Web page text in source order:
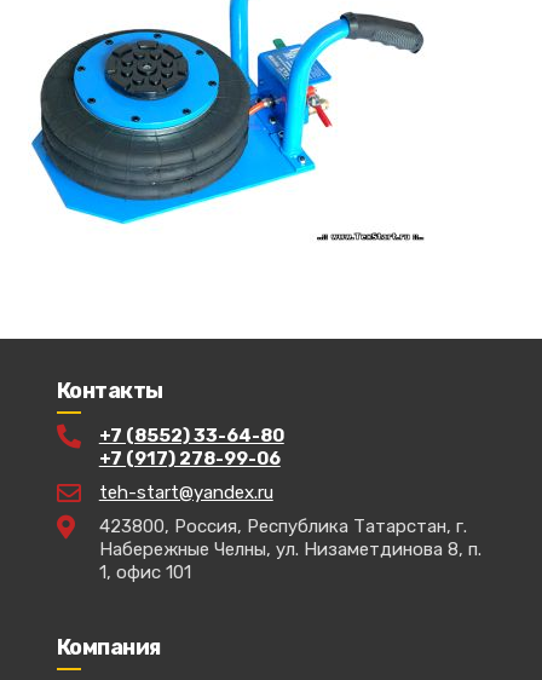
Контакты
+7 (8552) 33-64-80
+7 (917) 278-99-06
teh-start@yandex.ru
423800, Россия, Республика Татарстан, г.
Набережные Челны, ул. Низаметдинова 8, п.
1, офис 101
Компания